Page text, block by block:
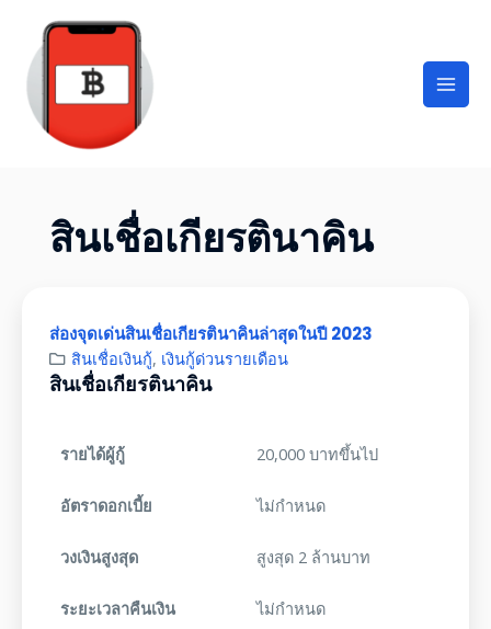
สินเชื่อเกียรตินาคิน
ส่องจุดเด่นสินเชื่อเกียรตินาคินล่าสุดในปี 2023
สินเชื่อเงินกู้, เงินกู้ด่วนรายเดือน
สินเชื่อเกียรตินาคิน
รายได้ผู้กู้ 20,000 บาทขึ้นไป
อัตราดอกเบี้ย ไม่กำหนด
วงเงินสูงสุด สูงสุด 2 ล้านบาท
ระยะเวลาคืนเงิน ไม่กำหนด